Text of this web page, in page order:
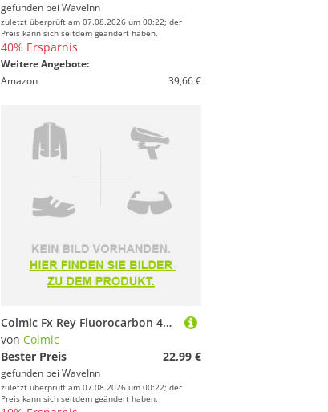
gefunden bei WaveInn
zuletzt überprüft am 07.08.2026 um 00:22; der
Preis kann sich seitdem geändert haben.
40% Ersparnis
Weitere Angebote:
Amazon
39,66 €
Colmic Fx Rey Fluorocarbon 40 M Silber 0.460 mm
von Colmic
Bester Preis
22,99 €
gefunden bei WaveInn
zuletzt überprüft am 07.08.2026 um 00:22; der
Preis kann sich seitdem geändert haben.